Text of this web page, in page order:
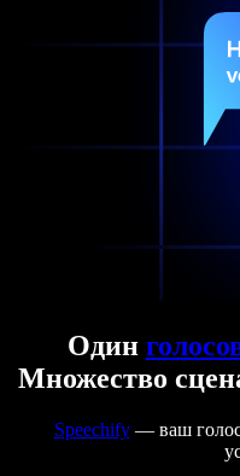
Один
Множество
Speechify— ваш